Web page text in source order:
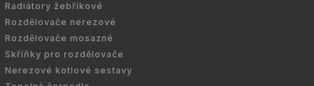
Radiátory žebříkové
Rozdělovače nerezové
Rozdělovače mosazné
Skříňky pro rozdělovače
Nerezové kotlové sestavy